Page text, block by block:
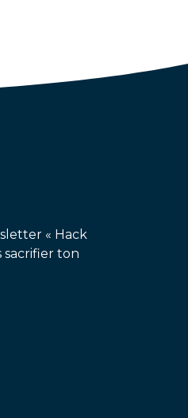
« Hack
sacrifier ton